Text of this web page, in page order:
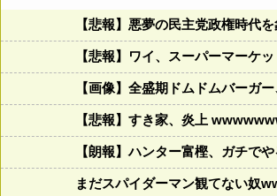
【悲報】悪夢の民主党政権時代
【悲報】ワイ、スーパーマーケ
【画像】全盛期ドムドムバーガ
【悲報】すき家、炎上
【朗報】ハンター富樫、ガチで
まだスパイダーマン観てない